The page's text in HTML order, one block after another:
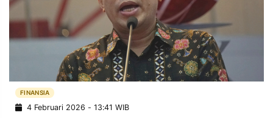
INFORMASI
BERITA
WARGA
INFORMASI
IKLAN
KIRIM
PENGADUAN TERM
FINANSIA
4 Februari 2026 - 13:41 WIB